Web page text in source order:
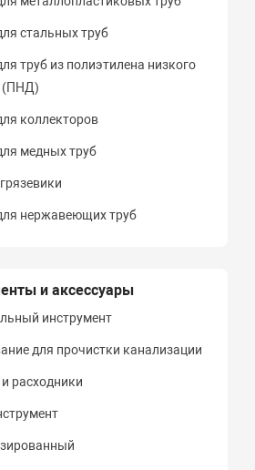
стальных труб
труб из полиэтилена низкого
(ПНД)
коллекторов
медных труб
нержавеющих труб
и аксессуары
инструмент
для прочистки канализации
расходники